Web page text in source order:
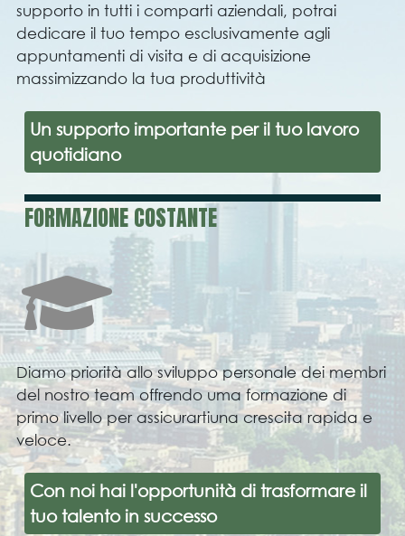
supporto in tutti i comparti aziendali, potrai
dedicare il tuo tempo esclusivamente agli
appuntamenti di visita e di acquisizione
massimizzando la tua produttività
Un supporto importante per il tuo lavoro
quotidiano
FORMAZIONE COSTANTE
Diamo priorità allo sviluppo personale dei membri
del nostro team offrendo uma formazione di
primo livello per assicurartiuna crescita rapida e
veloce.
Con noi hai l'opportunità di trasformare il
tuo talento in successo